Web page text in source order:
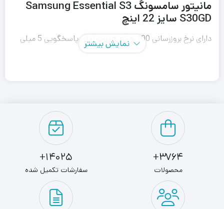
مانیتور سامسونگ Samsung Essential S3
S30GD سایز 22 اینچ
دارای نرخ بروزرسانی 100 هرتزی، مدت زمان پاسخگویی 5 میلی
اینچ پشتیبانی از فناوری Low Blue Light و تکنولوژی Eye
Saver Mode جهت جلوگیری از خستگی چشم با کاهش نور آبی،
پشتیبانی از 16.7 میلیون رنگ
بهره مندی از فناوری Flicker Free جهت جلوگیری از لرزش
تصویر، دارای زاویه دیداری 178 درجه ای، برخورداری از یک پورت
نمایش بیشتر
3764+
محصولات
14025+
سفارشات تکمیل شده